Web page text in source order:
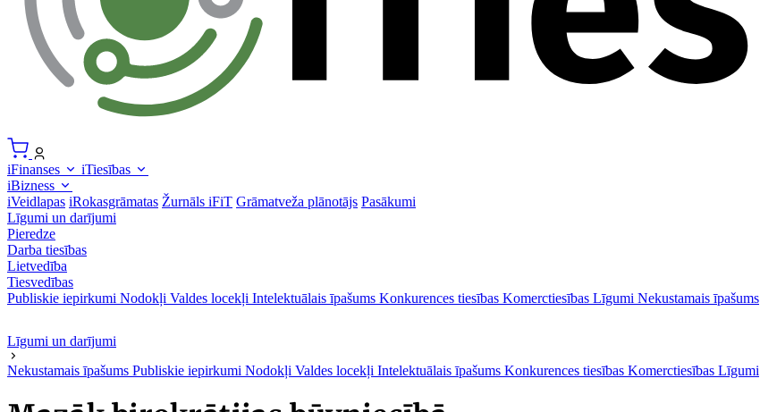
iFinanses
iTiesības
iBizness
iVeidlapas iRokasgrāmatas Žurnāls iFiT Grāmatveža plānotājs Pasākumi
Līgumi un darījumi
Pieredze
Darba tiesības
Lietvedība
Tiesvedības
Publiskie iepirkumi Nodokļi Valdes locekļi Intelektuālais īpašums Konkurences tiesības Komerctiesības Līgumi Nekustamais īpašums
Līgumi un darījumi
Nekustamais īpašums Publiskie iepirkumi Nodokļi Valdes locekļi Intelektuālais īpašums Konkurences tiesības Komerctiesības Līgumi